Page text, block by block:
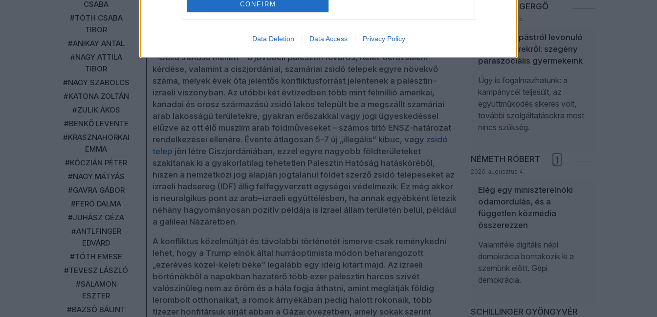
CONFIRM
Data Deletion Data Access Privacy Policy
módon öt évvel ezelőtt úgy a gázai Hamász, mint a ciszjordániai Palesztin
Hatóság vezetői csuklóból elutasítottak, és inkább a fegyveres ellenállással
Az akkori és a mostani béketervnek, megállapodásnak is kritikus pontja lehet
– Gáza státusa mellett – a jövőbeli palesztin főváros, Kelet-Jeruzsálem
kérdése, valamint a ciszjordániai, szamáriai zsidó telepek egyre növekvő
száma, melyek évek óta jelentős konfliktusforrást jelentenek a palesztin–
izraeli viszonyban. Az utóbbi két évtizedben több mint félmillió amerikai,
kanadai és orosz származású zsidó lakos települt be a megszállt szamáriai
arab lakosságú területekre, gyakran erőszakkal vagy jogi ügyeskedéssel
elűzve az ott élő muszlim arab földműveseket – számos tiltó ENSZ-határozat
rendelkezései ellenére. Évente átlagosan 5-7 új „illegális” kibuc, vagy zsidó
telep jön létre Ciszjordániában, ezzel egyre nagyobb földterületeket
szakítanak ki a gyakorlatilag tehetetlen Palesztin Hatóság hatásköréből,
hiszen a nemzetközi jog alapján jogtalanul földet szerző zsidó telepeseket az
izraeli hadsereg (IDF) állig felfegyverzett egységei védelmezik. Ez még akkor
is neuralgikus pont az arab–izraeli együttélésben, ha annak egyébként létezik
néhány hagyományosan pozitív példája is Izrael állam területén belül, például
a galileai Názáretben.
A konfliktus közelmúltját és távolabbi történetét ismerve csak reménykedni
lehet, hogy a Trump elnök által hurráoptimista módon beharangozott
„ezeréves közel-keleti béke” legalább egy ideig kitart majd. Az izraeli
börtönökből a napokban hazatérő több ezer palesztin harcos szívét
valószínűleg nem az öröm és a hála fogja áthatni, amint meglátják földig
lerombolt otthonaikat, a romok árnyékában pedig halott rokonaik, több
tízezer honfitársuk sírját abban a Gázai övezetben, amely sokak szerint
CSABA
#TÓTH CSABA
TIBOR
#ANIKAY ANTAL
#NAGY ATTILA
TIBOR
#NAGY SZABOLCS
#KATONA ZOLTÁN
#ZULIK ÁKOS
#BENKŐ LEVENTE
#KRASZNAHORKAI
EMMA
#KÓCZIÁN PÉTER
#NAGY MÁTYÁS
#GAVRA GÁBOR
#FERÓ DALMA
#JUHÁSZ GÉZA
#ANTLFINGER
EDVÁRD
#TÓTH EMESE
#TEVESZ LÁSZLÓ
#SALAMON
ESZTER
#BAZSÓ BÁLINT
NEFELEJCS GERGŐ
2026. augusztus 5.
A politikai pástról levonuló
influenszerekről: szegény
paraszociális gyermekeink
Úgy is fogalmazhatunk: a
kampánycél teljesült, az
együttműködés sikeres volt,
további szolgáltatásokra most
nincs szükség.
NÉMETH RÓBERT
2026. augusztus 4.
1
Elég egy miniszterelnöki
odamordulás, és a
független közmédia
összerezzen
Valamiféle digitális népi
demokrácia bontakozik ki a
szemünk előtt. Gépi
demokrácia.
SCHILLINGER GYÖNGYVÉR